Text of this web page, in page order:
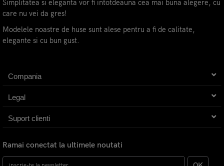
Simplitatea si eleganta vor fi intotdeauna cea mai buna alegere, cu
care nu vei da gres!
Modelele noastre de huse sunt alese pentru a fi de calitate,
elegante si cu bun gust.
Compania
Legal
Suport clienti
Ramai conectat la ultimele noutati